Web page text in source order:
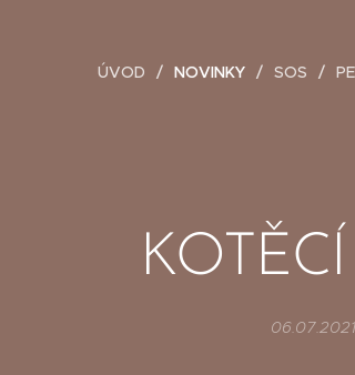
ÚVOD NOVINKY SOS
06.07.2021